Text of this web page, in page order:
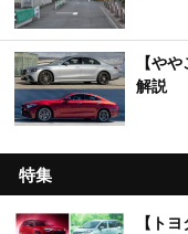
【や
解説
特集
【ト